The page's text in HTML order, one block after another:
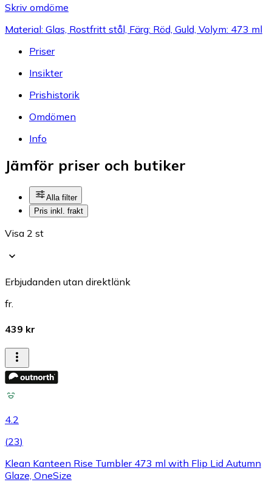
Skriv omdöme
Material: Glas, Rostfritt stål, Färg: Röd, Guld, Volym: 473 ml
Priser
Insikter
Prishistorik
Omdömen
Info
Jämför priser och butiker
Alla filter
Pris inkl. frakt
Visa 2 st
Erbjudanden utan direktlänk
fr.
439 kr
4.2
(23)
Klean Kanteen Rise Tumbler 473 ml with Flip Lid Autumn
Glaze, OneSize